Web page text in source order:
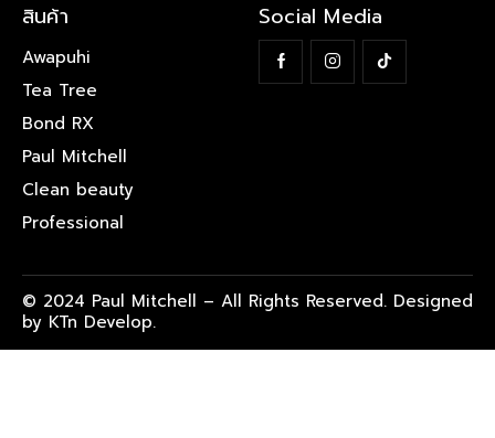
สินค้า
Awapuhi
Tea Tree
Bond RX
Paul Mitchell
Clean beauty
Professional
Social Media
© 2024 Paul Mitchell – All Rights Reserved. Designed
by KTn Develop.